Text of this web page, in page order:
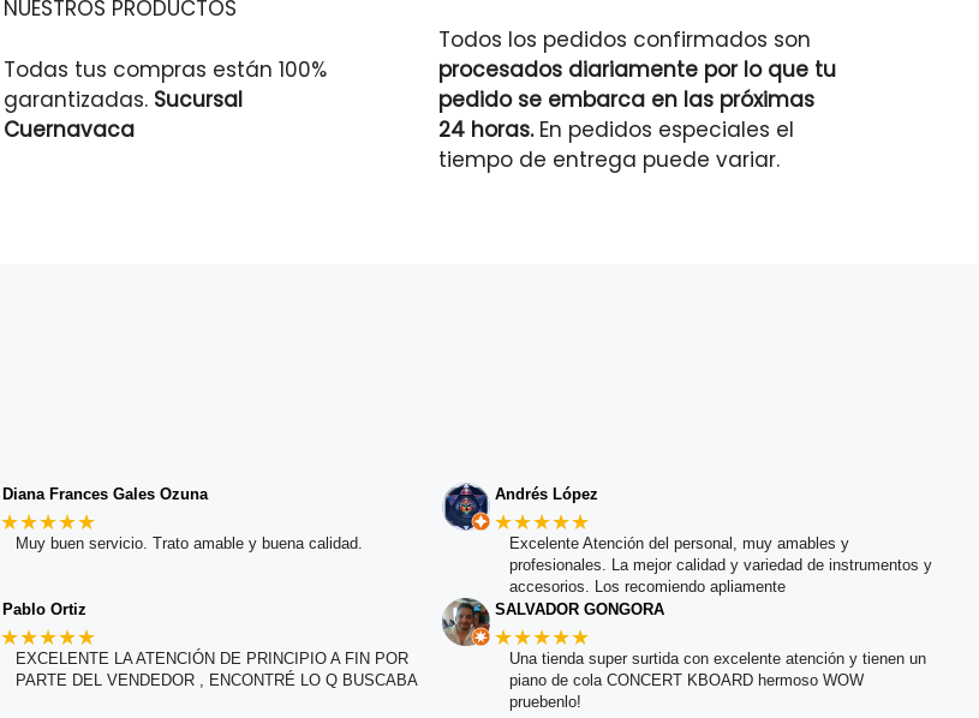
NUESTROS PRODUCTOS
Todas tus compras están 100%
garantizadas. Sucursal
Cuernavaca
Todos los pedidos confirmados son
procesados diariamente por lo que tu
pedido se embarca en las próximas
24 horas.En pedidos especiales el
tiempo de entrega puede variar.
Diana Frances Gales Ozuna
★★★★★
Muy buen servicio. Trato amable y buena calidad.
Andrés López
★★★★★
Excelente Atención del personal, muy amables y
profesionales. La mejor calidad y variedad de instrumentos y
accesorios. Los recomiendo apliamente
Pablo Ortiz
★★★★★
EXCELENTE LA ATENCIÓN DE PRINCIPIO A FIN POR
PARTE DEL VENDEDOR , ENCONTRÉ LO Q BUSCABA
SALVADOR GONGORA
★★★★★
Una tienda super surtida con excelente atención y tienen un
piano de cola CONCERT KBOARD hermoso WOW
pruebenlo!